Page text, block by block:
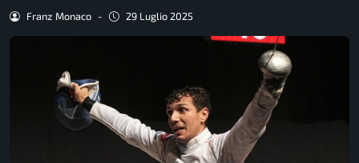
Franz Monaco - 29 Luglio 2025